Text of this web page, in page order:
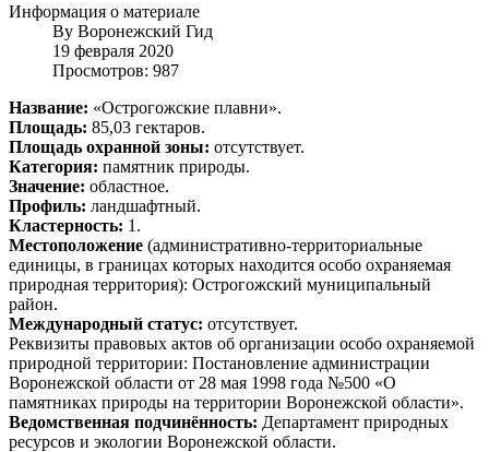
Информация о материале
By Воронежский Гид
19 февраля 2020
Просмотров: 987
Название: «Острогожские плавни».
Площадь: 85,03 гектаров.
Площадь охранной зоны: отсутствует.
Категория: памятник природы.
Значение: областное.
Профиль: ландшафтный.
Кластерность: 1.
Местоположение (административно-территориальные
единицы, в границах которых находится особо охраняемая
природная территория): Острогожский муниципальный
район.
Международный статус: отсутствует.
Реквизиты правовых актов об организации особо охраняемой
природной территории: Постановление администрации
Воронежской области от 28 мая 1998 года №500 «О
памятниках природы на территории Воронежской области».
Ведомственная подчинённость: Департамент природных
ресурсов и экологии Воронежской области.